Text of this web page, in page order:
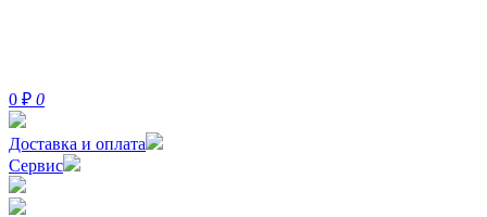
0 ₽ 0
Доставка и оплата
Сервис